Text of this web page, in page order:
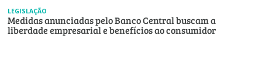
LEGISLAÇÃO
Medidas anunciadas pelo Banco Central buscam a
liberdade empresarial e benefícios ao consumidor